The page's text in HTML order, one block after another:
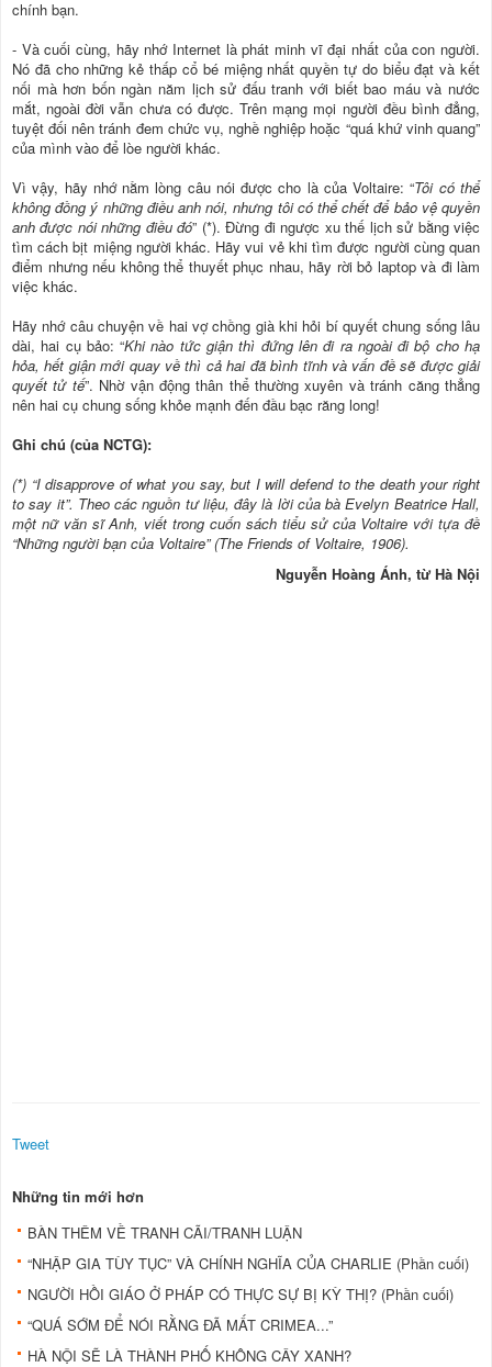
chính bạn.
- Và cuối cùng, hãy nhớ Internet là phát minh vĩ đại nhất của con người.
Nó đã cho những kẻ thấp cổ bé miệng nhất quyền tự do biểu đạt và kết
nối mà hơn bốn ngàn năm lịch sử đấu tranh với biết bao máu và nước
mắt, ngoài đời vẫn chưa có được. Trên mạng mọi người đều bình đẳng,
tuyệt đối nên tránh đem chức vụ, nghề nghiệp hoặc “quá khứ vinh quang”
của mình vào để lòe người khác.
Vì vậy, hãy nhớ nằm lòng câu nói được cho là của Voltaire: “Tôi có thể
không đồng ý những điều anh nói, nhưng tôi có thể chết để bảo vệ quyền
anh được nói những điều đó” (*). Đừng đi ngược xu thế lịch sử bằng việc
tìm cách bịt miệng người khác. Hãy vui vẻ khi tìm được người cùng quan
điểm nhưng nếu không thể thuyết phục nhau, hãy rời bỏ laptop và đi làm
việc khác.
Hãy nhớ câu chuyện về hai vợ chồng già khi hỏi bí quyết chung sống lâu
dài, hai cụ bảo: “Khi nào tức giận thì đứng lên đi ra ngoài đi bộ cho hạ
hỏa, hết giận mới quay về thì cả hai đã bình tĩnh và vấn đề sẽ được giải
quyết tử tế”. Nhờ vận động thân thể thường xuyên và tránh căng thẳng
nên hai cụ chung sống khỏe mạnh đến đầu bạc răng long!
Ghi chú (của NCTG):
(*) “I disapprove of what you say, but I will defend to the death your right
to say it”. Theo các nguồn tư liệu, đây là lời của bà Evelyn Beatrice Hall,
một nữ văn sĩ Anh, viết trong cuốn sách tiểu sử của Voltaire với tựa đề
“Những người bạn của Voltaire” (The Friends of Voltaire, 1906).
Nguyễn Hoàng Ánh, từ Hà Nội
Tweet
Những tin mới hơn
BÀN THÊM VỀ TRANH CÃI/TRANH LUẬN
“NHẬP GIA TÙY TỤC” VÀ CHÍNH NGHĨA CỦA CHARLIE (Phần cuối)
NGƯỜI HỒI GIÁO Ở PHÁP CÓ THỰC SỰ BỊ KỲ THỊ? (Phần cuối)
“QUÁ SỚM ĐỂ NÓI RẰNG ĐÃ MẤT CRIMEA...”
HÀ NỘI SẼ LÀ THÀNH PHỐ KHÔNG CÂY XANH?